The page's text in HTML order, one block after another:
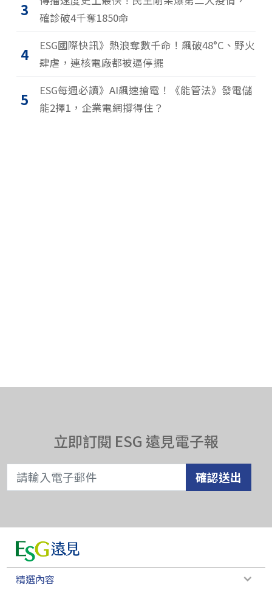
3
確診破4千奪1850命
4
ESG國際快訊》熱浪奪數千命！飆破48°C、野火
肆虐，連核電廠都被逼停擺
5
ESG每週必讀》AI飆速搶電！《能管法》發電儲
能2擇1，企業電網撐得住？
立即訂閱 ESG 遠見電子報
確認送出
精選內容